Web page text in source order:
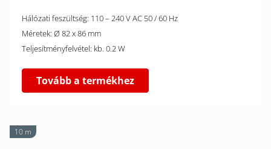
Hálózati feszültség: 110 – 240 V AC 50 / 60 Hz
Méretek: Ø 82 x 86 mm
Teljesítményfelvétel: kb. 0.2 W
Tovább a termékhez
10 m